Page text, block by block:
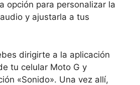
opción para personalizar la
y ajustarla a tus
dirigirte a la aplicación
tu celular Moto G y
«Sonido». Una vez allí,